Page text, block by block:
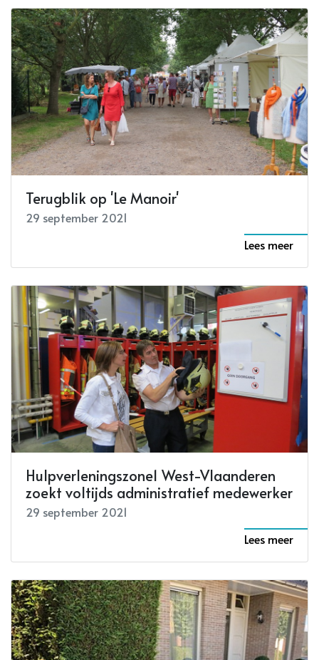
Terugblik op 'Le Manoir'
29 september 2021
Lees meer
Hulpverleningszone1 West-Vlaanderen
zoekt voltijds administratief medewerker
29 september 2021
Lees meer